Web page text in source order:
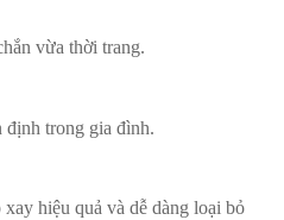
vừa thời trang.
định trong gia đình.
hiệu quả và dễ dàng loại bỏ